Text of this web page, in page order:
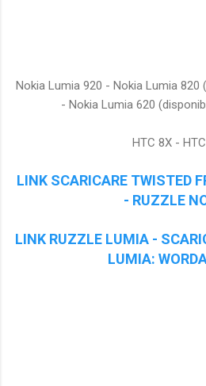
Nokia Lumia 920 - Nokia Lumia 820
- Nokia Lumia 620
HTC 8X -
LINK SCARICARE TWISTED
- RUZZLE
LINK RUZZLE LUMIA -
LUMIA: